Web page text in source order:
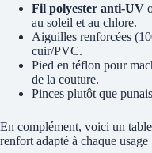
Fil polyester anti-UV
au soleil et au chlore.
Aiguilles renforcées
cuir/PVC.
Pied en téflon pour
de la couture.
Pinces plutôt que
En complément, voici un
renfort adapté à chaque usage